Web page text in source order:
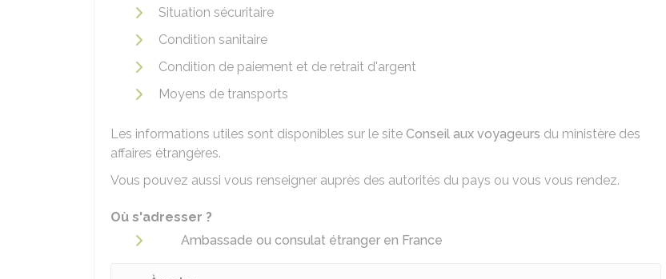
Situation sécuritaire
Condition sanitaire
Condition de paiement et de retrait d'argent
Moyens de transports
Les informations utiles sont disponibles sur le site Conseil aux voyageurs du ministère des
affaires étrangères.
Vous pouvez aussi vous renseigner auprès des autorités du pays ou vous vous rendez.
Où s'adresser ?
Ambassade ou consulat étranger en France